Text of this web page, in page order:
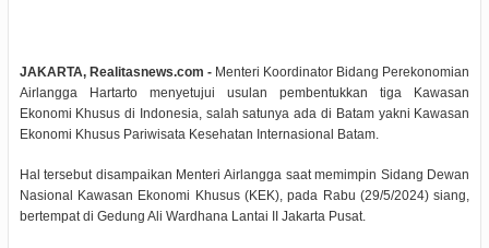
JAKARTA, Realitasnews.com -Menteri Koordinator Bidang Perekonomian
Airlangga Hartarto menyetujui usulan pembentukkan tiga Kawasan
Ekonomi Khusus di Indonesia, salah satunya ada di Batam yakni Kawasan
Ekonomi Khusus Pariwisata Kesehatan Internasional Batam.
Hal tersebut disampaikan Menteri Airlangga saat memimpin Sidang Dewan
Nasional Kawasan Ekonomi Khusus (KEK), pada Rabu (29/5/2024) siang,
bertempat di Gedung Ali Wardhana Lantai II Jakarta Pusat.